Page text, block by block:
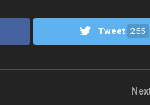
Tweet 255